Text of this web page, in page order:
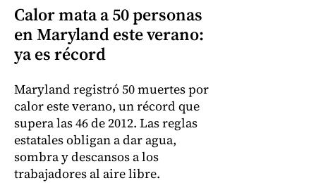
Calor mata a 50 personas
en Maryland este verano:
ya es récord
Maryland registró 50 muertes por
calor este verano, un récord que
supera las 46 de 2012. Las reglas
estatales obligan a dar agua,
sombra y descansos a los
trabajadores al aire libre.